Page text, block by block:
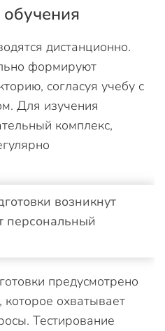
дистанционно.
формируют
согласуя учебу с
Для изучения
комплекс,
возникнут
предусмотрено
которое охватывает
Тестирование